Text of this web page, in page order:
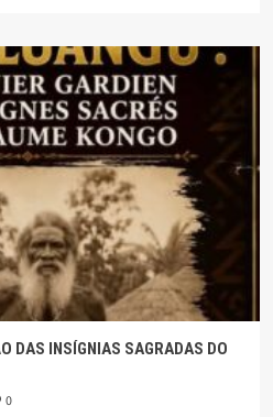
DAS INSÍGNIAS SAGRADAS DO
0